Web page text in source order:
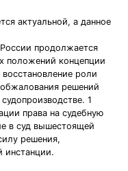
актуальной, а данное
продолжается
положений концепции
роли
обжалования решений
1
права на судебную
в суд вышестоящей
решения,
инстанции.